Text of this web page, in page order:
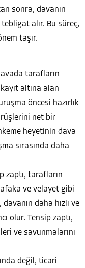
sonra, davanın
alır. Bu süreç,
taşır.
tarafların
altına alan
öncesi hazırlık
net bir
heyetinin dava
sırasında daha
zaptı, tarafların
ve velayet gibi
daha hızlı ve
olur. Tensip zaptı,
ve savunmalarını
değil, ticari